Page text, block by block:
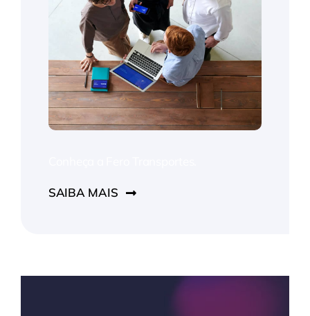
SAIBA MAIS